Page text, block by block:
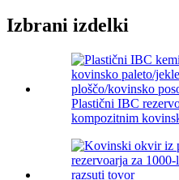
Izbrani izdelki
Plastični IBC
kompozitnim